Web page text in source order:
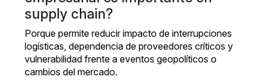
supply chain?
Porque permite reducir impacto de interrupciones
logísticas, dependencia de proveedores críticos y
vulnerabilidad frente a eventos geopolíticos o
cambios del mercado.